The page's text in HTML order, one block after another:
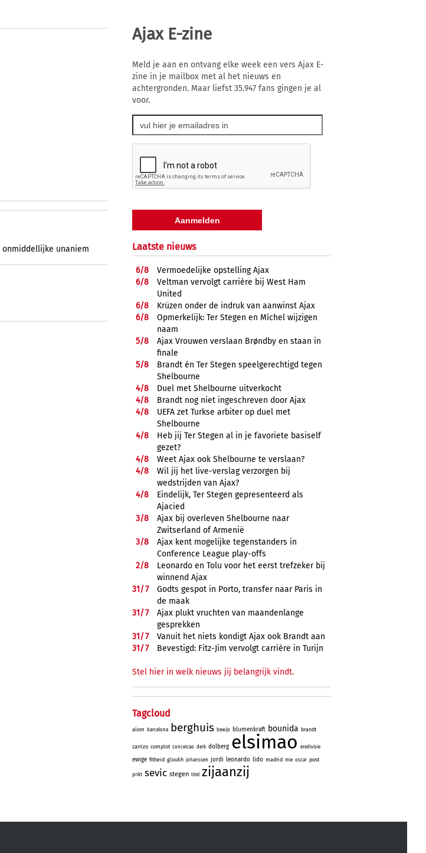
onmiddellijke unaniem
Ajax E-zine
Meld je aan en ontvang elke week een vers Ajax E-
zine in je mailbox met al het nieuws en
achtergronden. Maar liefst 35.947 fans gingen je al
voor.
Laatste nieuws
6/8
Vermoedelijke opstelling Ajax
6/8
Veltman vervolgt carrière bij West Ham
United
6/8
Krüzen onder de indruk van aanwinst Ajax
6/8
Opmerkelijk: Ter Stegen en Míchel wijzigen
naam
5/8
Ajax Vrouwen verslaan Brøndby en staan in
finale
5/8
Brandt én Ter Stegen speelgerechtigd tegen
Shelbourne
4/8
Duel met Shelbourne uitverkocht
4/8
Brandt nog niet ingeschreven door Ajax
4/8
UEFA zet Turkse arbiter op duel met
Shelbourne
4/8
Heb jij Ter Stegen al in je favoriete basiself
gezet?
4/8
Weet Ajax ook Shelbourne te verslaan?
4/8
Wil jij het live-verslag verzorgen bij
wedstrijden van Ajax?
4/8
Eindelijk, Ter Stegen gepresenteerd als
Ajacied
3/8
Ajax bij overleven Shelbourne naar
Zwitserland of Armenië
3/8
Ajax kent mogelijke tegenstanders in
Conference League play-offs
2/8
Leonardo en Tolu voor het eerst trefzeker bij
winnend Ajax
31/7
Godts gespot in Porto, transfer naar Paris in
de maak
31/7
Ajax plukt vruchten van maandenlange
gesprekken
31/7
Vanuit het niets kondigt Ajax ook Brandt aan
31/7 Bevestigd: Fitz-Jim vervolgt carrière in Turijn
Stel hier in welk nieuws jij belangrijk vindt.
Tagcloud
alom barcelona berghuis bewijs blumenkraft bounida brandt
carrizo complot conceicao derk dolberg elsimao eredivisie
ewige fitheid gloukh johanssen jordi leonardo lido madrid mie oscar post
prikt sevic stegen titel zijaanzij